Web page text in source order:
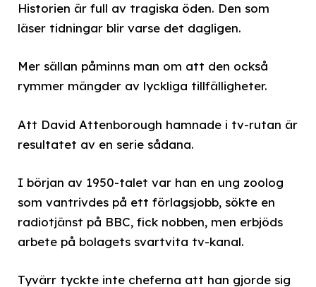
Historien är full av tragiska öden. Den som
läser tidningar blir varse det dagligen.
Mer sällan påminns man om att den också
rymmer mängder av lyckliga tillfälligheter.
Att David Attenborough hamnade i tv-rutan är
resultatet av en serie sådana.
I början av 1950-talet var han en ung zoolog
som vantrivdes på ett förlagsjobb, sökte en
radiotjänst på BBC, fick nobben, men erbjöds
arbete på bolagets svartvita tv-kanal.
Tyvärr tyckte inte cheferna att han gjorde sig